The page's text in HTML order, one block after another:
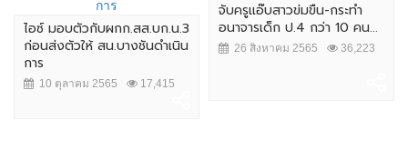
ไอซ์ มอบตัวกับผกก.สส.บก.น.3
ก่อนส่งตัวให้ สน.บางชันดำเนิน
การ
10 ตุลาคม 2565 17,415
จับครูแอ๊บสาวข่มขืน-กระทำ
อนาจารเด็ก ป.4 กว่า 10 คน...
26 สิงหาคม 2565 36,223